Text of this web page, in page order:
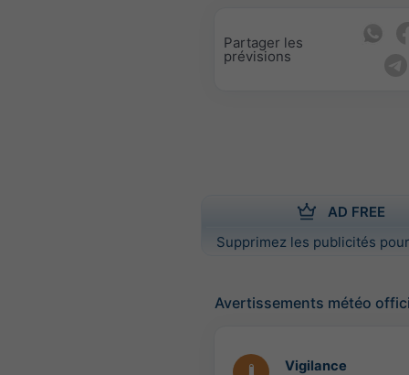
Partager les
prévisions
AD FREE
Supprimez les publicités
Avertissements météo
Vigilance